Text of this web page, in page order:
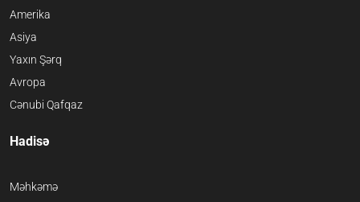
Amerika
Asiya
Yaxın Şərq
Avropa
Cənubi Qafqaz
Hadisə
Məhkəmə